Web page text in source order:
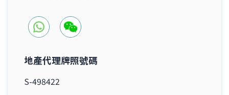
地產代理牌照號碼
S-498422